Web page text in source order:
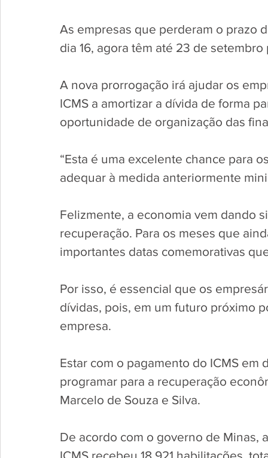
As empresas que perderam o prazo
dia 16, agora têm até 23 de
A nova prorrogação irá ajudar os
ICMS a amortizar a dívida de forma
oportunidade de organização das
“Esta é uma excelente chance para
adequar à medida anteriormente
Felizmente, a economia vem dando
recuperação. Para os meses que
importantes datas comemorativas
Por isso, é essencial que os
dívidas, pois, em um futuro próximo
empresa.
Estar com o pagamento do ICMS
programar para a recuperação
Marcelo de Souza e Silva.
De acordo com o governo de Minas,
ICMS recebeu 18.921 habilitações,